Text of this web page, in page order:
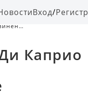
Вход/
Каприо